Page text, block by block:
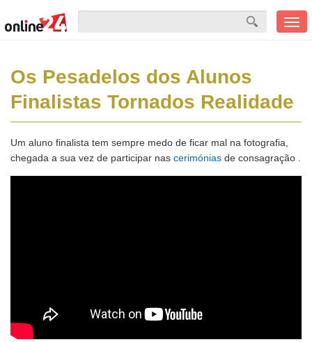
Os Pesadelos dos Alunos
Finalistas Tornados Realidade
Um aluno finalista tem sempre medo de ficar mal na fotografia,
chegada a sua vez de participar nas cerimónias de consagração .